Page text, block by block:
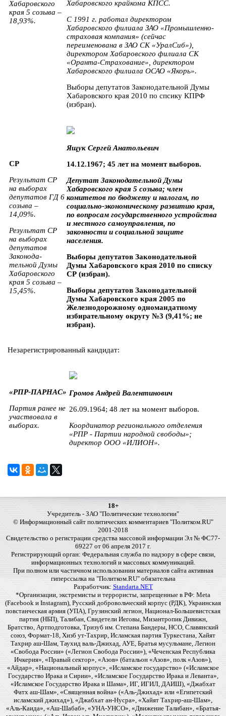
Хабаровского
края 5 созыва –
18,93%.
Хабаровского крайкома КПСС.
С 1991 г. работал директором
Хабаровского филиала ЗАО «Промышленно-
страховая компания» (сейчас
переименована в ЗАО СК «УралСиб»),
директором Хабаровского филиала СК
«Оранта-Страхование», директором
Хабаровского филиала ОСАО «Якорь».
Выборы депутатов Законодательной Думы
Хабаровского края 2010 по спсику КПРФ
(избран).
СР
Результат СР
на выборах
депутатов ГД 6
созыва –
14,09%.
Результат СР
на выборах
депутатов
Законода-
тельной Думы
Хабаровского
края 5 созыва –
15,45%.
Ящук Сергей Анатольевич
14.12.1967; 45 лет на момент выборов.
Депутат Законодательной Думы
Хабаровского края 5 созыва; член
комитетов по бюджету и налогам, по
социально-экономическому развитию края,
по вопросам государственного устройства
и местного самоуправления, по
законности и социальной защите
населения.
Выборы депутатов Законодательной
Думы Хабаровского края 2010 по списку
СР (избран).
Выборы депутатов Законодательной
Думы Хабаровского края 2005 по
Железнодорожному одномандатному
избирательному округу №3 (9,41%; не
избран).
Незарегистрированный кандидат:
«РПР-ПАРНАС»
Партия ранее не
участвовала в
выборах.
Громов Андрей Валентинович
26.09.1964; 48 лет на момент выборов.
Координатор регионального отделения
«РПР - Партии народной свободы»;
директор ООО «ИЛИОН».
18+
Учредитель - ЗАО "Политические технологии"
© Информационный сайт политических комментариев "Политком.RU"
2001-2018
Свидетельство о регистрации средства массовой информации Эл № ФС77-
69227 от 06 апреля 2017 г.
Регистрирующий орган: Федеральная служба по надзору в сфере связи,
информационных технологий и массовых коммуникаций.
При полном или частичном использовании материалов сайта активная
гиперссылка на "Политком.RU" обязательна
Разработчик: Standarta.NET
*Организации, экстремисты и террористы, запрещенные в РФ: Meta
(Facebook и Instagram), Русский добровольческий корпус (РДК), Украинская
повстанческая армия (УПА), Грузинский легион, Национал-Большевистская
партия (НБП), Талибан, Свидетели Иеговы, Мизантропик Дивижн,
Братство, Артподготовка, Тризуб им. Степана Бандеры, НСО, Славянский
союз, Формат-18, Хизб ут-Тахрир, Исламская партия Туркестана, Хайят
Тахрир аш-Шам, Таухид валь-Джихад, АУЕ, Братья мусульмане, Легион
«Свобода России» («Легион Свобода России»), «Чеченская Республика
Ичкерия», «Правый сектор», «Азов» (батальон «Азов», полк «Азов»),
«Айдар», «Национальный корпус», «Исламское государство» («Исламское
Государство Ирака и Сирии», «Исламское Государство Ирака и Леванта»,
«Исламское Государство Ирака и Шама», ИГ, ИГИЛ, ДАИШ), «Джабхат
Фатх аш-Шам», «Священная война» («Аль-Джихад» или «Египетский
исламский джихад»), «Джабхат ан-Нусра», «Хайят Тахрир-аш-Шам»,
«Аль-Каида», «Аш-Шабаб», «УНА-УНСО», «Движение Талибан», «Братья-